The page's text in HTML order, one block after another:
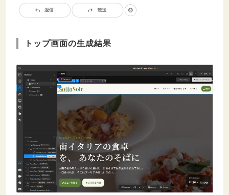
トップ画面の生成結果